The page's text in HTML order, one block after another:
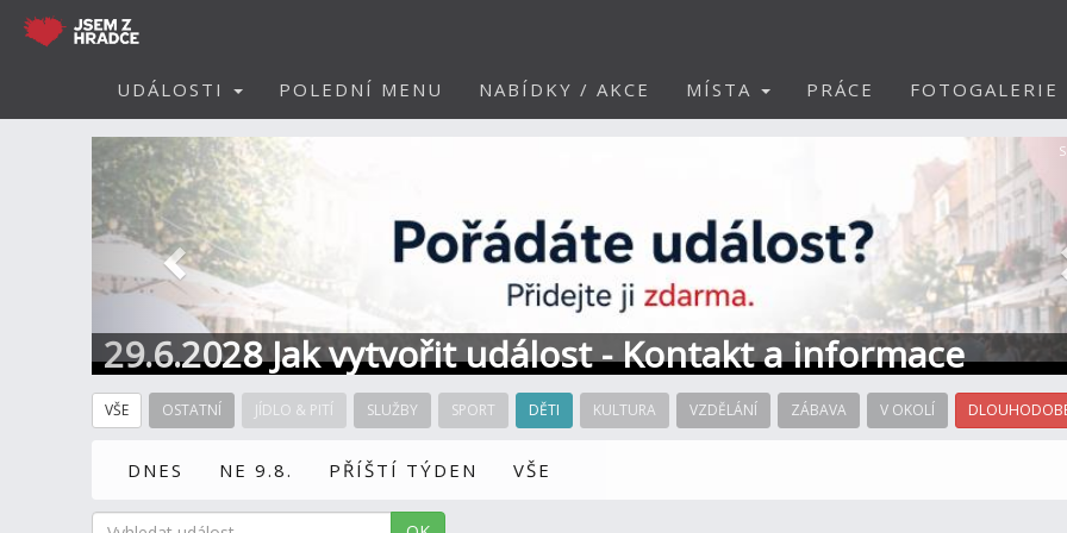
UDÁLOSTI POLEDNÍ MENU NABÍDKY / AKCE MÍSTA PRÁCE FOTOGALERIE
29.6.2028 Jak vytvořit událost - Kontakt a informace
Předchozí
VŠE OSTATNÍ JÍDLO & PITÍ SLUŽBY SPORT DĚTI KULTURA VZDĚLÁNÍ ZÁBAVA V OKOLÍ
DNES NE 9.8. PŘÍŠTÍ TÝDEN VŠE